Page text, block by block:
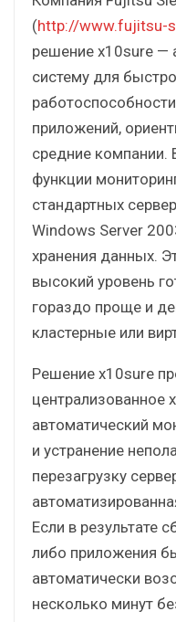
(http://www.fujitsu-
решение x10sure —
систему для
приложений,
средние
функции
стандартных
Windows Server
хранения данных.
высокий уровень
гораздо проще и
кластерные или
Решение x10sure
централизованное
автоматический
и устранение
перезагрузку
Если в результате
либо приложения
автоматически
несколько минут